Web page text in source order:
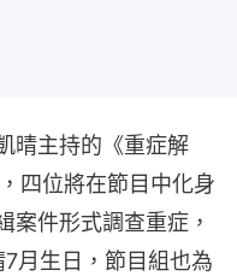
晴主持的《重症解
四位將在節目中化身
案件形式調查重症，
月生日，節目組也為